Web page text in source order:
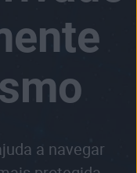
a navegar